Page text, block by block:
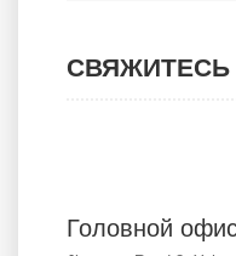
СВЯЖИТЕСЬ
Головной